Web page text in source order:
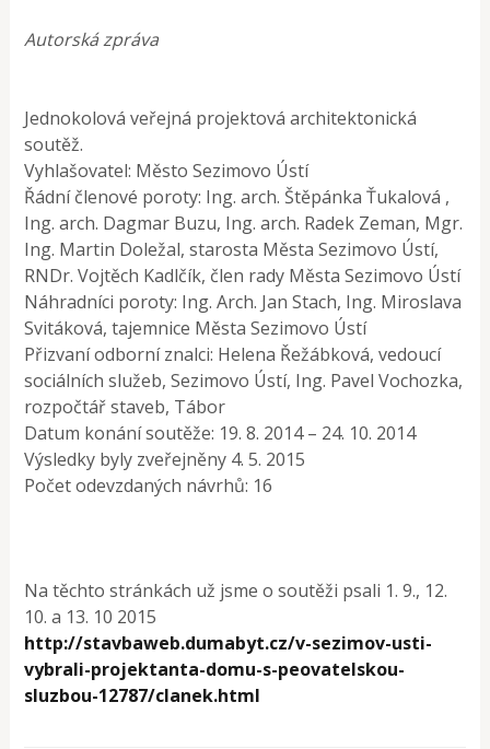
Autorská zpráva
Jednokolová veřejná projektová architektonická
soutěž.
Vyhlašovatel: Město Sezimovo Ústí
Řádní členové poroty: Ing. arch. Štěpánka Ťukalová ,
Ing. arch. Dagmar Buzu, Ing. arch. Radek Zeman, Mgr.
Ing. Martin Doležal, starosta Města Sezimovo Ústí,
RNDr. Vojtěch Kadlčík, člen rady Města Sezimovo Ústí
Náhradníci poroty: Ing. Arch. Jan Stach, Ing. Miroslava
Svitáková, tajemnice Města Sezimovo Ústí
Přizvaní odborní znalci: Helena Řežábková, vedoucí
sociálních služeb, Sezimovo Ústí, Ing. Pavel Vochozka,
rozpočtář staveb, Tábor
Datum konání soutěže: 19. 8. 2014 – 24. 10. 2014
Výsledky byly zveřejněny 4. 5. 2015
Počet odevzdaných návrhů: 16
Na těchto stránkách už jsme o soutěži psali 1. 9., 12.
10. a 13. 10 2015
http://stavbaweb.dumabyt.cz/v-sezimov-usti-
vybrali-projektanta-domu-s-peovatelskou-
sluzbou-12787/clanek.html